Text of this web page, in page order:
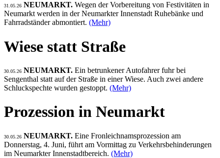
31.05.26 NEUMARKT. Wegen der Vorbereitung von Festivitäten in
Neumarkt werden in der Neumarkter Innenstadt Ruhebänke und
Fahrradständer abmontiert. (Mehr)
Wiese statt Straße
30.05.26 NEUMARKT. Ein betrunkener Autofahrer fuhr bei
Sengenthal statt auf der Straße in einer Wiese. Auch zwei andere
Schluckspechte wurden gestoppt. (Mehr)
Prozession in Neumarkt
30.05.26 NEUMARKT. Eine Fronleichnamsprozession am
Donnerstag, 4. Juni, führt am Vormittag zu Verkehrsbehinderungen
im Neumarkter Innenstadtbereich. (Mehr)